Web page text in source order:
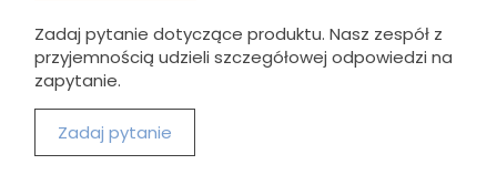
Zadaj pytanie dotyczące produktu. Nasz zespół z
przyjemnością udzieli szczegółowej odpowiedzi na
zapytanie.
Zadaj pytanie